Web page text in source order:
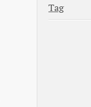
Tag